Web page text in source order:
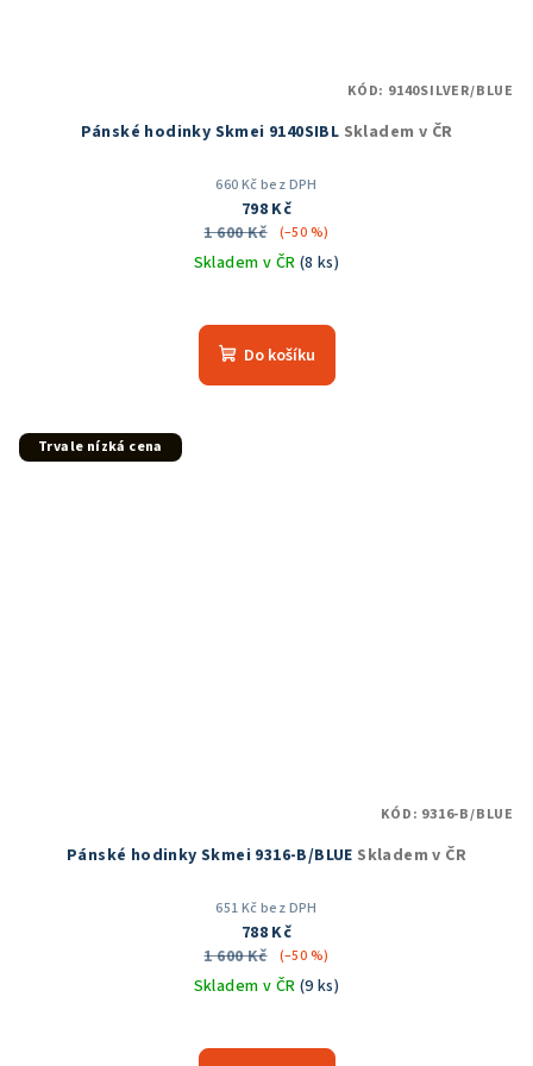
Pánské hodinky Skmei 9140SIBL Skladem v ČR
660 Kč bez DPH
798 Kč
1 600 Kč
(–50 %)
Skladem v ČR (8 ks)
hodnocení
produktu
Do košíku
KÓD: 9140SILVER/BLUE
Trvale nízká cena
Pánské hodinky Skmei 9316-B/BLUE Skladem v ČR
651 Kč bez DPH
788 Kč
1 600 Kč
(–50 %)
Skladem v ČR (9 ks)
KÓD: 9316-B/BLUE